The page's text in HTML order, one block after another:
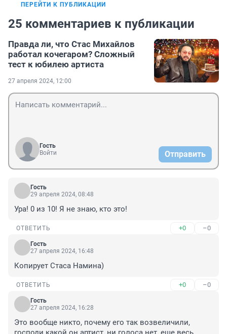
ПЕРЕЙТИ К ПУБЛИКАЦИИ
25 комментариев к публикации
Правда ли, что Стас Михайлов
работал кочегаром? Сложный
тест к юбилею артиста
27 апреля 2024, 12:00
Гость
Войти
Отправить
Гость
29 апреля 2024, 08:48
Ура! 0 из 10! Я не знаю, кто это!
ОТВЕТИТЬ +0 –0
Гость
27 апреля 2024, 16:48
Копирует Стаса Намина)
ОТВЕТИТЬ +0 –0
Гость
27 апреля 2024, 16:28
Это вообще никто, почему его так возвеличили,